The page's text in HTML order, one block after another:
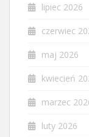
lipiec 2026
czerwiec
maj 2026
kwiecień
marzec
luty 2026